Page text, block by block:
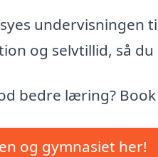
undervisningen
og selvtillid, så
bedre læring?
og gymnasiet her!